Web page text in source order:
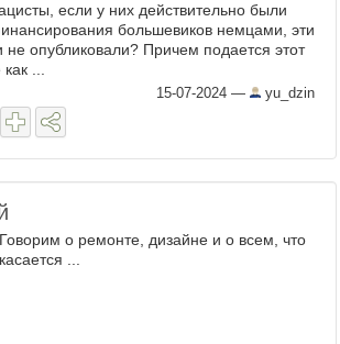
если у них действительно были
большевиков немцами, эти
не опубликовали? Причем подается этот
...
15-07-2024 — yu_dzin
Говорим о ремонте, дизайне и о всем, что
касается ...